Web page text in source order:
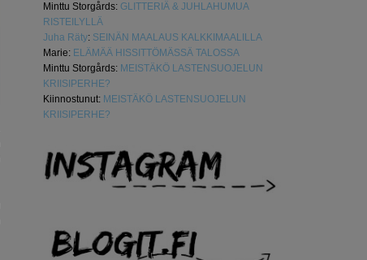
Minttu Storgårds: GLITTERIÄ & JUHLAHUMUA
RISTEILYLLÄ
Juha Räty: SEINÄN MAALAUS KALKKIMAALILLA
Marie: ELÄMÄÄ HISSITTÖMÄSSÄ TALOSSA
Minttu Storgårds: MEISTÄKÖ LASTENSUOJELUN
KRIISIPERHE?
Kiinnostunut: MEISTÄKÖ LASTENSUOJELUN
KRIISIPERHE?